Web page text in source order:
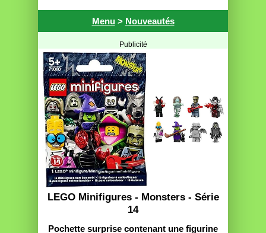
Menu> Nouveautés
Publicité
LEGO Minifigures - Monsters - Série
14
Pochette surprise contenant une figurine